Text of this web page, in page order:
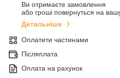
Ви отримаєте замовлення
або гроші повернуться на
Детальніше
Оплатити частинами
Післяплата
Оплата на рахунок